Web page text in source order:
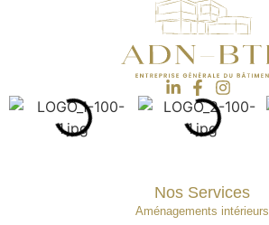
Nos Services
Aménagements intérieurs